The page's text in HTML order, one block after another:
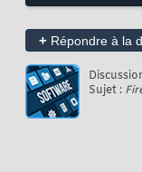
+ Répondre à la
Sujet :